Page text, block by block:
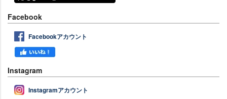
Facebook
Facebookアカウント
Instagram
Instagramアカウント